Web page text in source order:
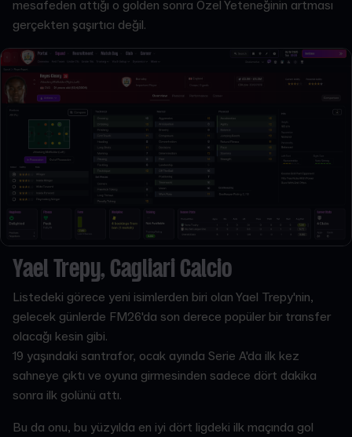
mesafeden attığı o golden sonra Özel Yeteneğinin artması
gerçekten şaşırtıcı değil.
Yael Trepy, Cagliari Calcio
Listedeki görece yeni isimlerden biri olan Yael Trepy'nin,
gelecek günlerde FM26'da son derece popüler bir transfer
olacağı kesin gibi.
19 yaşındaki santrafor, ocak ayında Serie A'da ilk kez
sahneye çıktı ve oyuna girmesinden sadece dört dakika
sonra ilk golünü attı.
Bu da onu, bu yüzyılda en iyi dört ligdeki ilk maçında gol